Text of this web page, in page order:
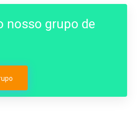
nosso grupo de